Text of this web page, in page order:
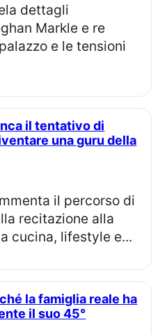
Markle e re
e le tensioni
una guru della
recitazione alla
cucina, lifestyle e...
il suo 45°